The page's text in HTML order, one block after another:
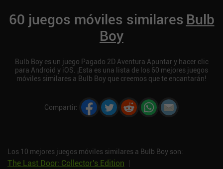
60 juegos móviles similares Bulb
Boy
Bulb Boy es un juego Pagado 2D Aventura Apuntar y hacer clic
para Android y iOS. ¡Esta es una lista de los 60 mejores juegos
móviles similares a Bulb Boy que creemos que te encantarán!
Compartir:
Los 10 mejores juegos móviles similares a Bulb Boy son:
The Last Door: Collector's Edition